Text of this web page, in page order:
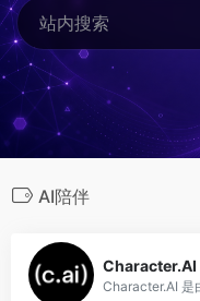
AI陪伴
Character.AI